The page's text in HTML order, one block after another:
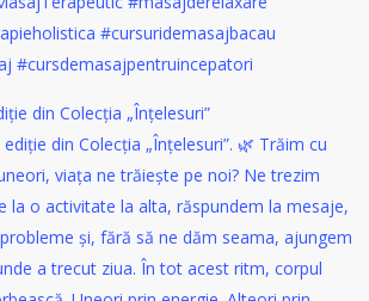
din Colecția „Înțelesuri”